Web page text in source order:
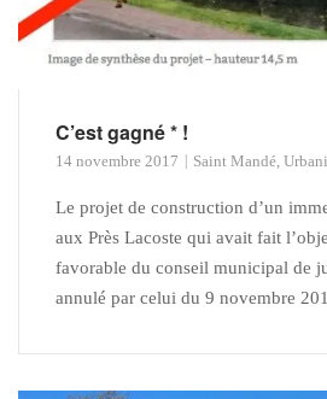
C’est gagné * !
14 novembre 2017 Saint Mandé,
Le projet de construction d’un
aux Près Lacoste qui avait fait
favorable du conseil municipal de
annulé par celui du 9 novembre